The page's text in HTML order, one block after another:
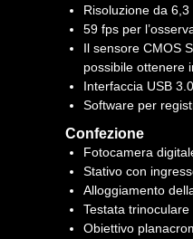
Risoluzione da
59 fps per
Il sensore CMOS
possibile ottenere
Interfaccia USB
Software per
Confezione
Fotocamera
Stativo con
Alloggiamento
Testata trinoculare
Obiettivo